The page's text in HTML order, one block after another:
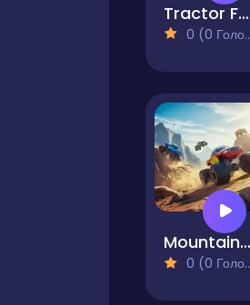
Tractor Farming Simulator
0 (0 Голосів)
Mountain Car Stunt
0 (0 Голосів)